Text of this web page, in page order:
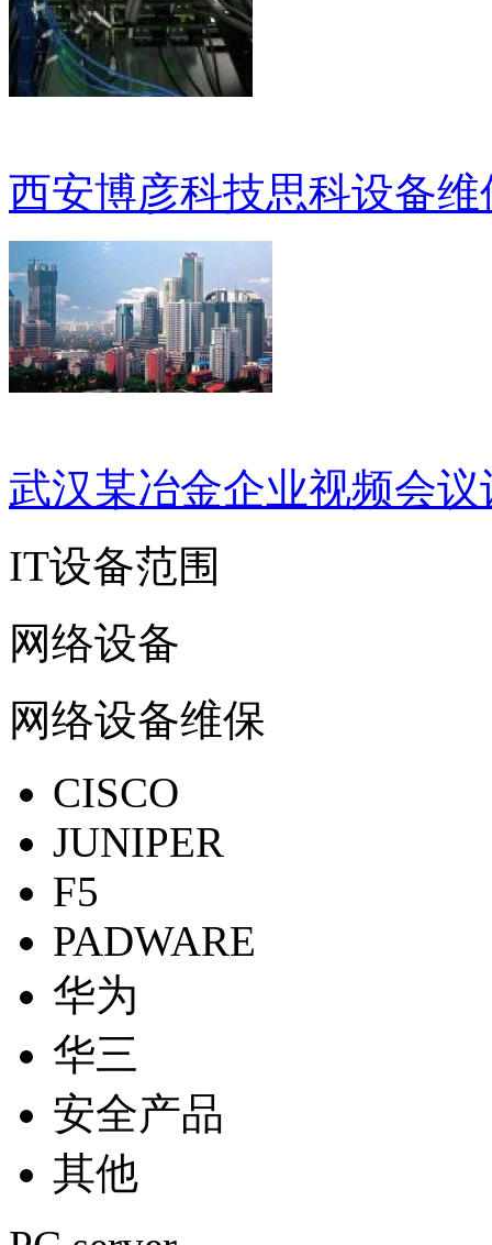
西安博彦科技思科设备维
武汉某冶金企业视频会
IT设备范围
网络设备
网络设备维保
CISCO
JUNIPER
F5
PADWARE
华为
华三
安全产品
其他